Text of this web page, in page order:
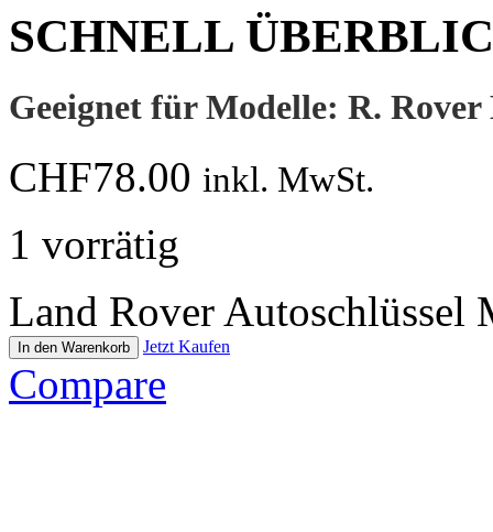
SCHNELL
Geeignet für Modelle: R.
CHF78.00 inkl. MwSt.
1 vorrätig
Land Rover Autoschlüssel
In den Warenkorb Jetzt Kaufen
Compare